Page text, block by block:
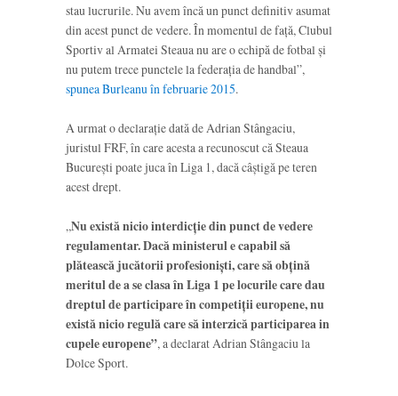
stau lucrurile. Nu avem încă un punct definitiv asumat
din acest punct de vedere. În momentul de față, Clubul
Sportiv al Armatei Steaua nu are o echipă de fotbal și
nu putem trece punctele la federația de handbal”,
spunea Burleanu în februarie 2015.
A urmat o declarație dată de Adrian Stângaciu,
juristul FRF, în care acesta a recunoscut că Steaua
București poate juca în Liga 1, dacă câștigă pe teren
acest drept.
„Nu există nicio interdicție din punct de vedere
regulamentar. Dacă ministerul e capabil să
plătească jucătorii profesioniști, care să obțină
meritul de a se clasa în Liga 1 pe locurile care dau
dreptul de participare în competiții europene, nu
există nicio regulă care să interzică participarea in
cupele europene”, a declarat Adrian Stângaciu la
Dolce Sport.